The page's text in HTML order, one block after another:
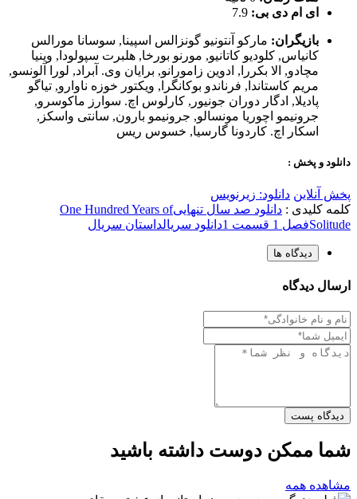
ای ام دی بی: 7.9
بازیگران: مارکو آنتونیو گونزالس اسپینا, سوسانا مورالس
کانیاس, کلودیو کاتانیو, مورنو بورخا, هلبرت سپولودا , وینیا
مچادو, الا بکررا , ادوین زامورانو, برایان وی. آبراد, لورا آلونسو,
مریم کاستاندا , فرناندو بوکانگرا , ویکتور خوزه ناوارو, تیاگو
پادیلا, ادگار دوران جونیور , کارلوس اچ. سوارز ماکوسرو,
جرونیمو اچوریا مونسالو, جرونیمو بارون, سانتی واسکز ,
اسکار اچ. کاردونا گارسیا, خسوس ریس
دانلود و پخش :
پخش آنلاین دانلود: زیرنویس
کلمه کلیدی : دانلود صد سال تنهاییOne Hundred Years of
Solitudeفصل 1 قسمت 1 دانلود سریالداستان سریال
دیدگاه ها
ارسال دیدگاه
دیدگاه پست
شما ممکن دوست داشته باشید
مشاهده همه